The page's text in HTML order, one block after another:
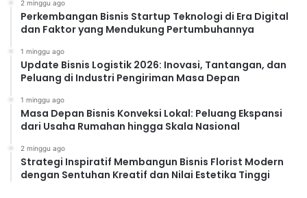
2 minggu ago
Perkembangan Bisnis Startup Teknologi di Era Digital
dan Faktor yang Mendukung Pertumbuhannya
1 minggu ago
Update Bisnis Logistik 2026: Inovasi, Tantangan, dan
Peluang di Industri Pengiriman Masa Depan
1 minggu ago
Masa Depan Bisnis Konveksi Lokal: Peluang Ekspansi
dari Usaha Rumahan hingga Skala Nasional
2 minggu ago
Strategi Inspiratif Membangun Bisnis Florist Modern
dengan Sentuhan Kreatif dan Nilai Estetika Tinggi